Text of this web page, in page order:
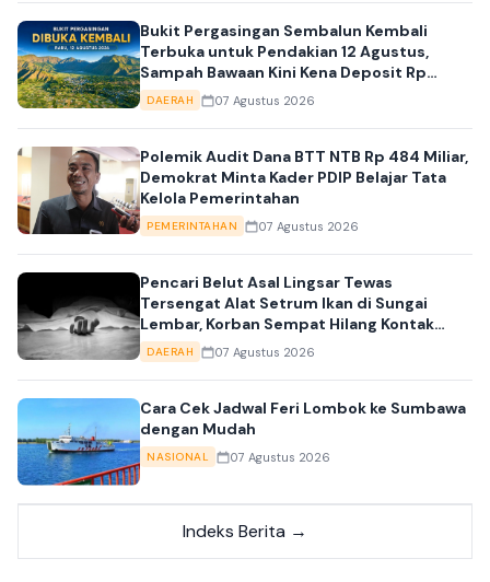
Bukit Pergasingan Sembalun Kembali
Terbuka untuk Pendakian 12 Agustus,
Sampah Bawaan Kini Kena Deposit Rp
10.000
DAERAH 07 Agustus 2026
Polemik Audit Dana BTT NTB Rp 484 Miliar,
Demokrat Minta Kader PDIP Belajar Tata
Kelola Pemerintahan
PEMERINTAHAN 07 Agustus 2026
Pencari Belut Asal Lingsar Tewas
Tersengat Alat Setrum Ikan di Sungai
Lembar, Korban Sempat Hilang Kontak
Sejak Malam
DAERAH 07 Agustus 2026
Cara Cek Jadwal Feri Lombok ke Sumbawa
dengan Mudah
NASIONAL 07 Agustus 2026
Indeks Berita →